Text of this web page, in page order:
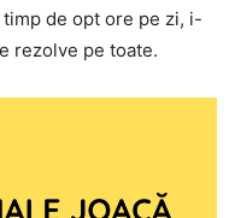
de opt ore pe zi, i-
rezolve pe toate.